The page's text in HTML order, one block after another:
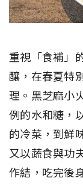
重視「食補」
釀，在春夏特
理。黑芝麻小
例的水和糖，
的冷菜，到鮮
又以蔬食與功
作結，吃完後